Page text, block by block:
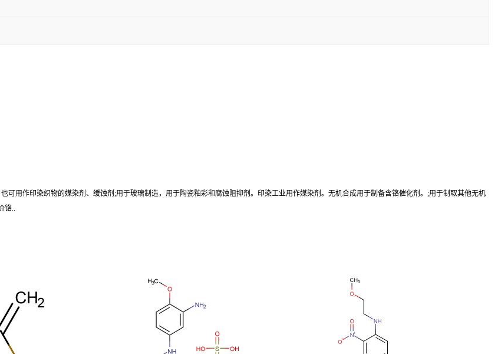
用作印染织物的媒染剂、缓蚀剂;用于玻璃制造，用于陶瓷釉彩和腐蚀阻抑剂。印染工业用作媒染剂。无机合成用于制备含铬催化剂。;用于制取其他无机
铬..